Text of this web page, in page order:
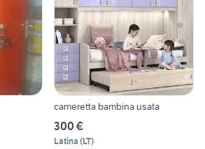
cameretta bambina usata
300 €
Latina (LT)